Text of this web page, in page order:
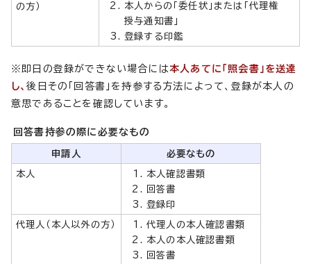
の方）
本人からの「委任状」または「代理権
授与通知書」
登録する印鑑
※即日の登録ができない場合には本人あてに「照会書」を送達
し、後日その「回答書」を持参する方法によって、登録が本人の
意思であることを確認しています。
回答書持参の際に必要なもの
申請人 必要なもの
本人
本人確認書類
回答書
登録印
代理人（本人以外の方）
代理人の本人確認書類
本人の本人確認書類
回答書